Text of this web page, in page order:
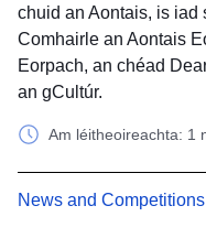
chuid an Aontais, is iad
Comhairle an Aontais
Eorpach, an chéad
an gCultúr.
Am léitheoireachta: 1
News and Competitions